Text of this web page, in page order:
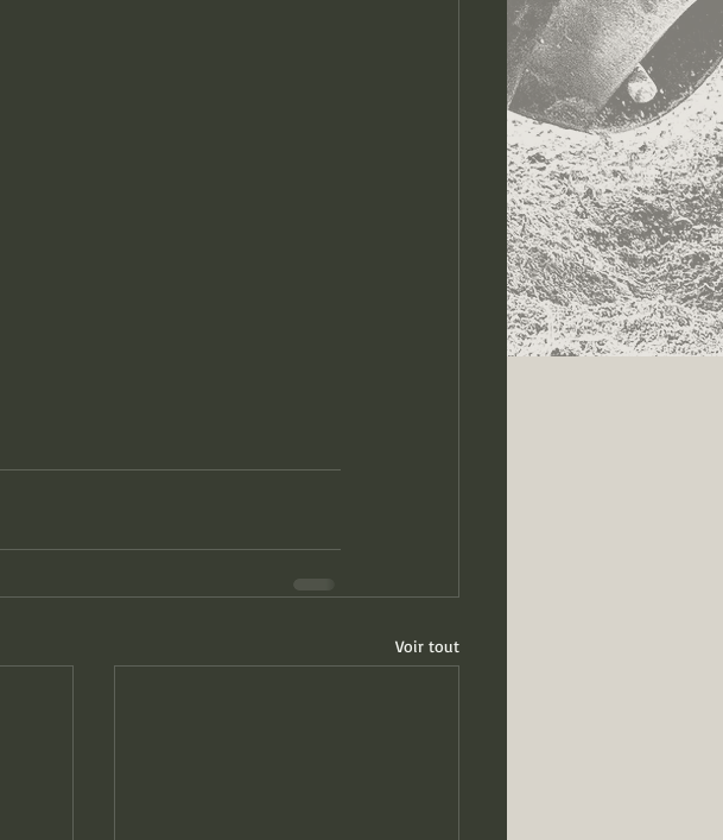
Voir tout